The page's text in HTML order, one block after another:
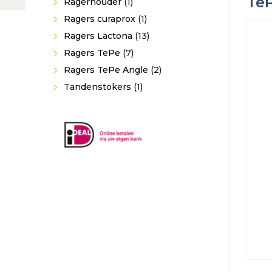
product
Ragers curaprox 11
product
Ragers Lactona 1313
Ragers TePe 77
producten
Ragers TePe Angle 22
Tandenstokers 11